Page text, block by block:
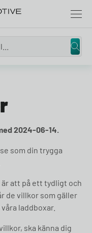
2024-06-14.
som din trygga
att på ett tydligt och
de villkor som gäller
laddboxar.
ska känna dig